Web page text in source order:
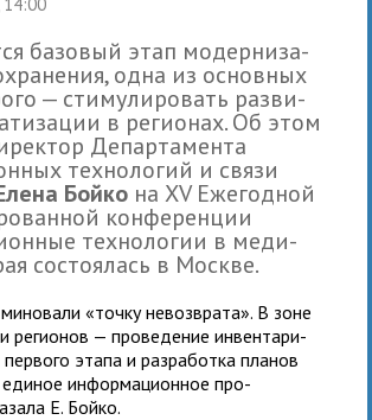
базо­вый этап модер­ни­за­
одна из основных
— сти­му­ли­ро­вать раз­ви­
в реги­о­нах. Об этом
Департамента
тех­но­ло­гий и связи
Бойко на XV Ежегодной
кон­фе­рен­ции
тех­но­ло­гии в меди­
состо­я­лась в Москве.
«точку невоз­врата». В зоне
реги­о­нов — про­ве­де­ние инвен­та­ри­
этапа и раз­ра­ботка пла­нов
еди­ное инфор­ма­ци­он­ное про­
Е. Бойко.